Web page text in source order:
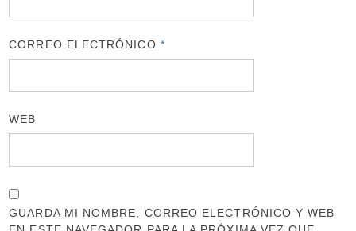
CORREO ELECTRÓNICO *
WEB
GUARDA MI NOMBRE, CORREO ELECTRÓNICO Y WEB